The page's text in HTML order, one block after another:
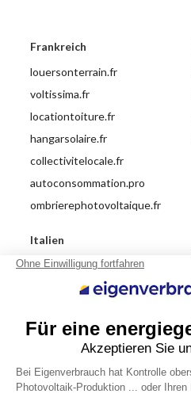
Frankreich
louersonterrain.fr
voltissima.fr
locationtoiture.fr
hangarsolaire.fr
collectivitelocale.fr
autoconsommation.pro
ombrierephotovoltaique.fr
Italien
affittoterreno.com
affittoterreno.solar
Großbritannien
leaseyourland.co.uk